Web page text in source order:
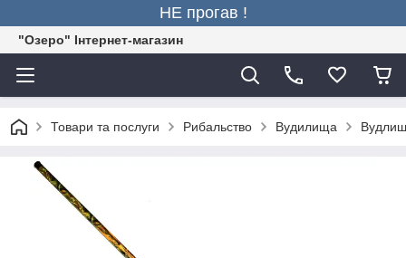
НЕ прогав !
"Озеро" Інтернет-магазин
Товари та послуги Рибальство Вудилища